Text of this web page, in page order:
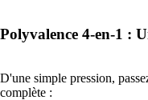
Polyvalence 4-en-1 :
D'une simple pression,
complète :